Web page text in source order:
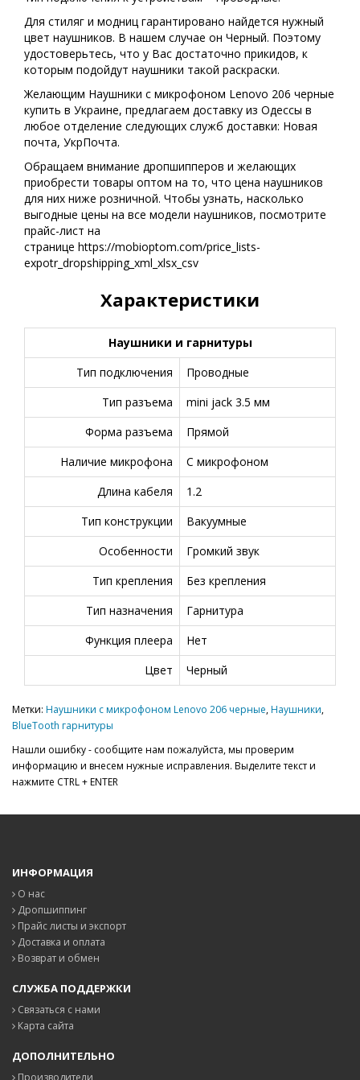
Для стиляг и модниц гарантировано найдется нужный
цвет наушников. В нашем случае он Черный. Поэтому
удостоверьтесь, что у Вас достаточно прикидов, к
которым подойдут наушники такой раскраски.
Желающим Наушники с микрофоном Lenovo 206 черные
купить в Украине, предлагаем доставку из Одессы в
любое отделение следующих служб доставки: Новая
почта, УкрПочта.
Обращаем внимание дропшипперов и желающих
приобрести товары оптом на то, что цена наушников
для них ниже розничной. Чтобы узнать, насколько
выгодные цены на все модели наушников, посмотрите
прайс-лист на
странице https://mobioptom.com/price_lists-
expotr_dropshipping_xml_xlsx_csv
Характеристики
Наушники и гарнитуры
Тип подключения
Проводные
Тип разъема
mini jack 3.5 мм
Форма разъема
Прямой
Наличие микрофона
С микрофоном
Длина кабеля
1.2
Тип конструкции
Вакуумные
Особенности
Громкий звук
Тип крепления
Без крепления
Тип назначения
Гарнитура
Функция плеера
Нет
Цвет
Черный
Метки: Наушники с микрофоном Lenovo 206 черные,Наушники,
BlueTooth гарнитуры
Нашли ошибку - сообщите нам пожалуйста, мы проверим
информацию и внесем нужные исправления. Выделите текст и
нажмите CTRL + ENTER
ИНФОРМАЦИЯ
О нас
Дропшиппинг
Прайс листы и экспорт
Доставка и оплата
Возврат и обмен
СЛУЖБА ПОДДЕРЖКИ
Связаться с нами
Карта сайта
ДОПОЛНИТЕЛЬНО
Производители